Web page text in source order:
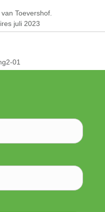
van Toevershof.